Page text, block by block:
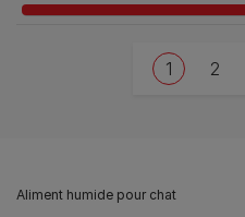
Current
1 Page
2
Aliment humide pour chat